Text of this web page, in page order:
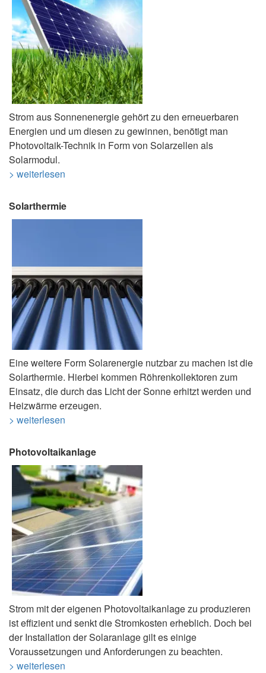
Strom aus Sonnenenergie gehört zu den erneuerbaren
Energien und um diesen zu gewinnen, benötigt man
Photovoltaik-Technik in Form von Solarzellen als
Solarmodul.
> weiterlesen
Solarthermie
Eine weitere Form Solarenergie nutzbar zu machen ist die
Solarthermie. Hierbei kommen Röhrenkollektoren zum
Einsatz, die durch das Licht der Sonne erhitzt werden und
Heizwärme erzeugen.
> weiterlesen
Photovoltaikanlage
Strom mit der eigenen Photovoltaikanlage zu produzieren
ist effizient und senkt die Stromkosten erheblich. Doch bei
der Installation der Solaranlage gilt es einige
Voraussetzungen und Anforderungen zu beachten.
> weiterlesen